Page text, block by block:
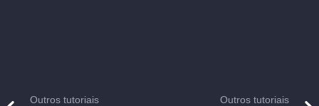
Outros tutoriais Outros tutoriais